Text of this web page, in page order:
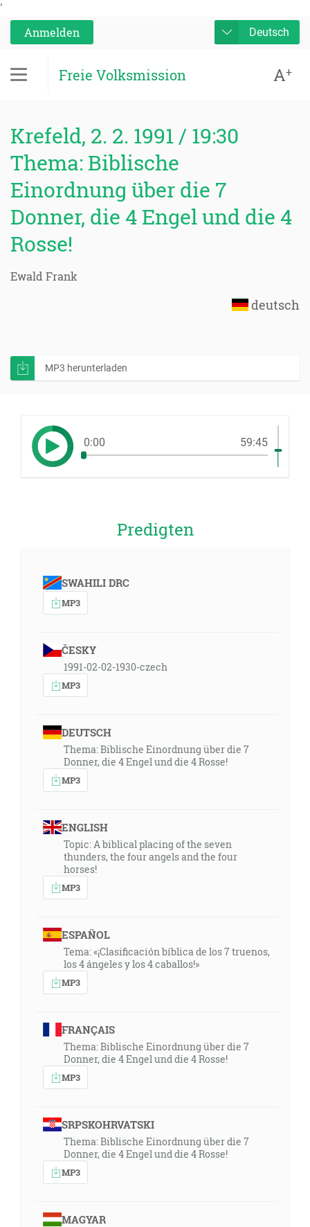
'
Anmelden
Deutsch
Freie Volksmission A+
Krefeld, 2. 2. 1991 / 19:30
Thema: Biblische
Einordnung über die 7
Donner, die 4 Engel und die 4
Rosse!
Ewald Frank
deutsch
MP3 herunterladen
0:00 59:45
Predigten
SWAHILI DRC
MP3
ČESKY
1991-02-02-1930-czech
MP3
DEUTSCH
Thema: Biblische Einordnung über die 7
Donner, die 4 Engel und die 4 Rosse!
MP3
ENGLISH
Topic: A biblical placing of the seven
thunders, the four angels and the four
horses!
MP3
ESPAÑOL
Tema: «¡Clasificación bíblica de los 7 truenos,
los 4 ángeles y los 4 caballos!»
MP3
FRANÇAIS
Thema: Biblische Einordnung über die 7
Donner, die 4 Engel und die 4 Rosse!
MP3
SRPSKOHRVATSKI
Thema: Biblische Einordnung über die 7
Donner, die 4 Engel und die 4 Rosse!
MP3
MAGYAR